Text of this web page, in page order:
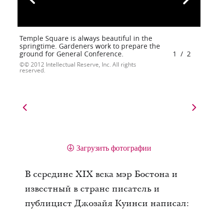
Temple Square is always beautiful in the
springtime. Gardeners work to prepare the
ground for General Conference.
© 2012 Intellectual Reserve, Inc. All rights
reserved.
1 / 2
Загрузить фотографии
В середине XIX века мэр Бостона и
известный в стране писатель и
публицист Джозайя Куинси написал: